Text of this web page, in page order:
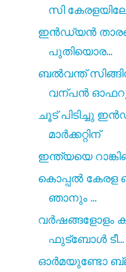
സി
ഇൻഡ്യൻ
പുതിയൊര...
ബൽവന്ത്
വന്പൻ
ചൂട് പിടിച്ചു
മാർക്കറ്റിന്
ഇന്ത്യയെ
കൊപ്പൽ കേരള
ഞാനും ...
വർഷങ്ങളോളം
ഫുട്ബോൾ ടീ...
ഓർമയുണ്ടോ